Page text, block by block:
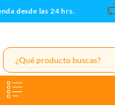
al
desde las 24 hrs.